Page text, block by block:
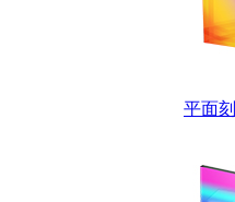
平面